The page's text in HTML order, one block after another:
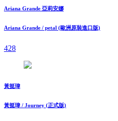
Ariana Grande 亞莉安娜
Ariana Grande / petal (歐洲原裝進口版)
428
黃挺瑋
黃挺瑋 / Journey (正式版)